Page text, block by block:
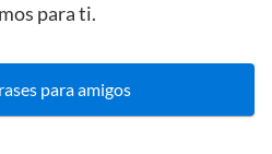
para ti.
para amigos